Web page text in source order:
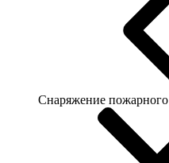
Снаряжение пожарного